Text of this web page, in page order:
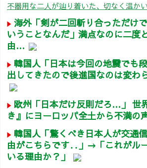
不器用な二人が辿り着いた、切なく温か
海外「剣が二回斬り合っただけ
いうことなんだ」満点なのに二度
由…
韓国人「日本は今回の地震でも
出してきたので後進国なのは変わ
欧州「日本だけ反則だろ…」 世
き』にヨーロッパ全土から不満の
韓国人「驚くべき日本人が交通
由がこちらです‥」→「これがル
いる理由か？」